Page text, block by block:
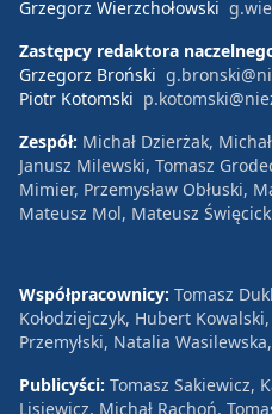
Grzegorz Wierzchołowski
Zastępcy redaktora
Grzegorz Broński
Piotr Kotomski
Zespół: Michał Dzierżak,
Janusz Milewski, Tomasz
Mimier, Przemysław Obłuski,
Mateusz Mol, Mateusz
Współpracownicy: Tomasz
Kołodziejczyk, Hubert
Przemyłski, Natalia
Publicyści: Tomasz Sakiewicz,
Lisiewicz, Michał Rachoń,